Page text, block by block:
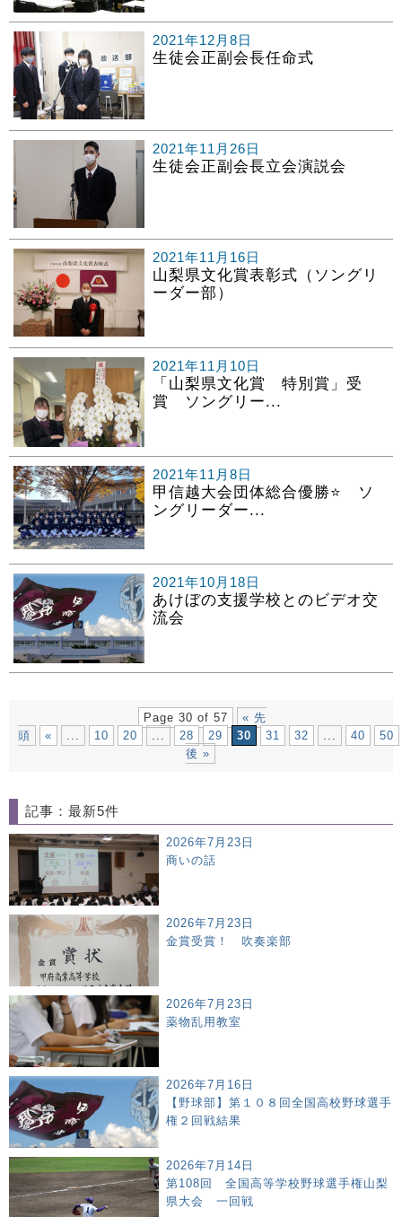
2021年12月8日
生徒会正副会長任命式
2021年11月26日
生徒会正副会長立会演説会
2021年11月16日
山梨県文化賞表彰式（ソングリ
ーダー部）
2021年11月10日
「山梨県文化賞 特別賞」受
賞 ソングリー...
2021年11月8日
甲信越大会団体総合優勝⭐ ソ
ングリーダー...
2021年10月18日
あけぼの支援学校とのビデオ交
流会
Page 30 of 57
« 先
頭
« ... 10 20 ... 28 29 30 31 32 ... 40
50
後 »
記事：最新5件
2026年7月23日
商いの話
2026年7月23日
金賞受賞！ 吹奏楽部
2026年7月23日
薬物乱用教室
2026年7月16日
【野球部】第１０８回全国高校野球選手
権２回戦結果
2026年7月14日
第108回 全国高等学校野球選手権山梨
県大会 一回戦